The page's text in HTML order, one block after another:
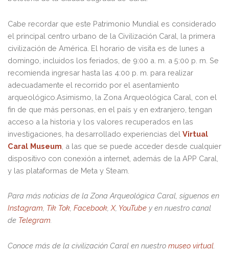
Cabe recordar que este Patrimonio Mundial es considerado
el principal centro urbano de la Civilización Caral, la primera
civilización de América. El horario de visita es de lunes a
domingo, incluidos los feriados, de 9:00 a. m. a 5:00 p. m. Se
recomienda ingresar hasta las 4:00 p. m. para realizar
adecuadamente el recorrido por el asentamiento
arqueológico.Asimismo, la Zona Arqueológica Caral, con el
fin de que más personas, en el país y en extranjero, tengan
acceso a la historia y los valores recuperados en las
investigaciones, ha desarrollado experiencias del Virtual
Caral Museum , a las que se puede acceder desde cualquier
dispositivo con conexión a internet, además de la APP Caral,
y las plataformas de Meta y Steam.
Para más noticias de la Zona Arqueológica Caral, síguenos en
Instagram Tik Tok Facebook X, YouTube y en nuestro canal
de Telegram
Conoce más de la civilización Caral en nuestro museo virtual